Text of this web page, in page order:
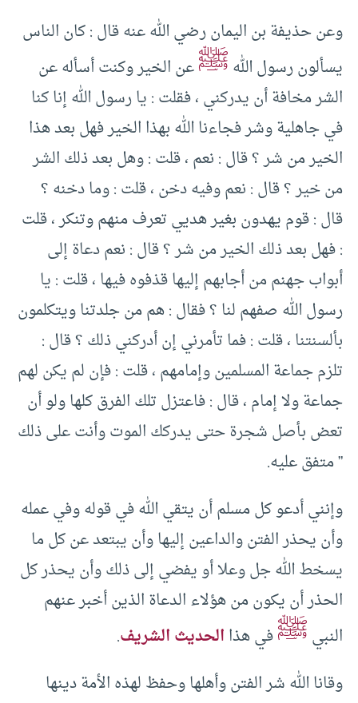
وعن حذيفة بن اليمان رضي الله عنه قال : كان الناس
يسألون رسول اللهﷺعن الخير وكنت أسأله عن
الشر مخافة أن يدركني ، فقلت : يا رسول الله إنا كنا
في جاهلية وشر فجاءنا الله بهذا الخير فهل بعد هذا
الخير من شر ؟ قال : نعم ، قلت : وهل بعد ذلك الشر
من خير ؟ قال : نعم وفيه دخن ، قلت : وما دخنه ؟
قال : قوم يهدون بغير هديي تعرف منهم وتنكر ، قلت
: فهل بعد ذلك الخير من شر ؟ قال : نعم دعاة إلى
أبواب جهنم من أجابهم إليها قذفوه فيها ، قلت : يا
رسول الله صفهم لنا ؟ فقال : هم من جلدتنا ويتكلمون
بألسنتنا ، قلت : فما تأمرني إن أدركني ذلك ؟ قال :
تلزم جماعة المسلمين وإمامهم ، قلت : فإن لم يكن لهم
جماعة ولا إمام ، قال : فاعتزل تلك الفرق كلها ولو أن
تعض بأصل شجرة حتى يدركك الموت وأنت على ذلك
” متفق عليه.
وإنني أدعو كل مسلم أن يتقي الله في قوله وفي عمله
وأن يحذر الفتن والداعين إليها وأن يبتعد عن كل ما
يسخط الله جل وعلا أو يفضي إلى ذلك وأن يحذر كل
الحذر أن يكون من هؤلاء الدعاة الذين أخبر عنهم
النبيﷺفي هذاالحديث الشريف.
وقانا الله شر الفتن وأهلها وحفظ لهذه الأمة دينها